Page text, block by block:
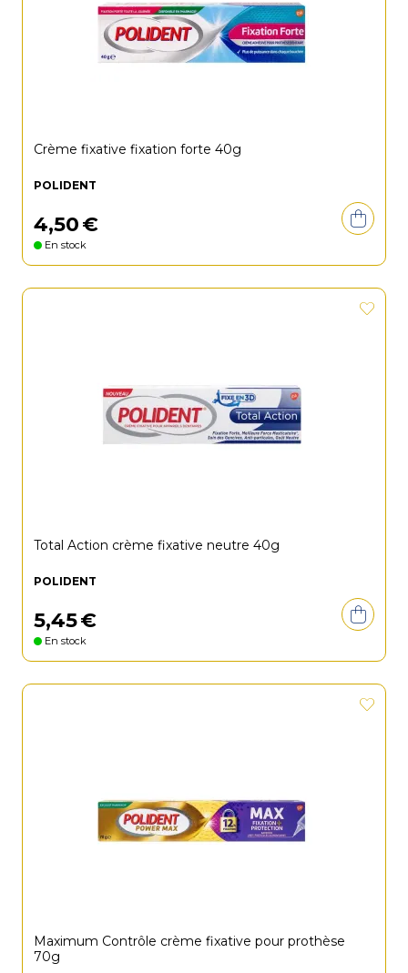
Crème fixative fixation forte 40g
POLIDENT
4,50€
En stock
Total Action crème fixative neutre 40g
POLIDENT
5,45€
En stock
Maximum Contrôle crème fixative pour prothèse
70g